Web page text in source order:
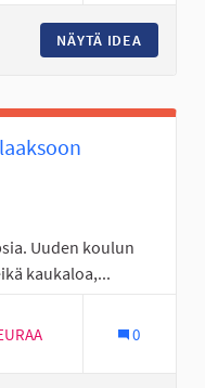
NÄYTÄ IDEA
Uuden koulun
kaukaloa,...
0